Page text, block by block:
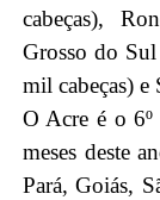
cabeças),
Grosso do
mil cabeças) e
O Acre é o 6º
meses deste
Pará, Goiás,